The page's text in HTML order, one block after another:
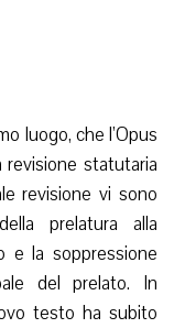
luogo, che l’Opus
statutaria
revisione vi sono
prelatura alla
e la soppressione
del prelato. In
testo ha subito